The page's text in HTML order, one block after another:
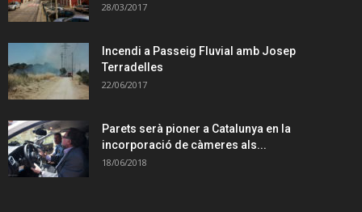
28/03/2017
Incendi a Passeig Fluvial amb Josep
Terradelles
22/06/2017
Parets serà pioner a Catalunya en la
incorporació de càmeres als...
18/06/2018